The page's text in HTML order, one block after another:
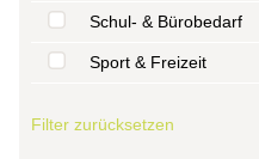
Schul- & Bürobedarf
Sport & Freizeit
Filter zurücksetzen